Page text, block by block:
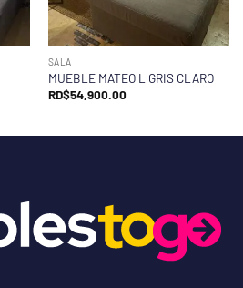
SALA
MUEBLE MATEO L GRIS CLARO
RD$54,900.00